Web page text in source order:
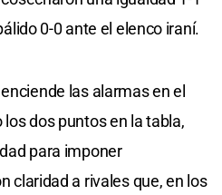
0-0 ante el elenco iraní.
las alarmas en el
dos puntos en la tabla,
para imponer
claridad a rivales que, en los